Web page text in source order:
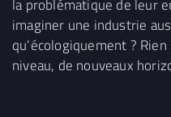
la problématique de leur
imaginer une industrie
qu’écologiquement ?
niveau, de nouveaux